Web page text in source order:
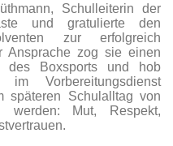
Schulleiterin der
und gratulierte den
zur erfolgreich
Ansprache zog sie einen
des Boxsports und hob
Vorbereitungsdienst
späteren Schulalltag von
werden: Mut, Respekt,